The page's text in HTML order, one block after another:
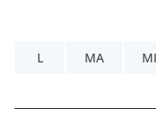
L
MA MI